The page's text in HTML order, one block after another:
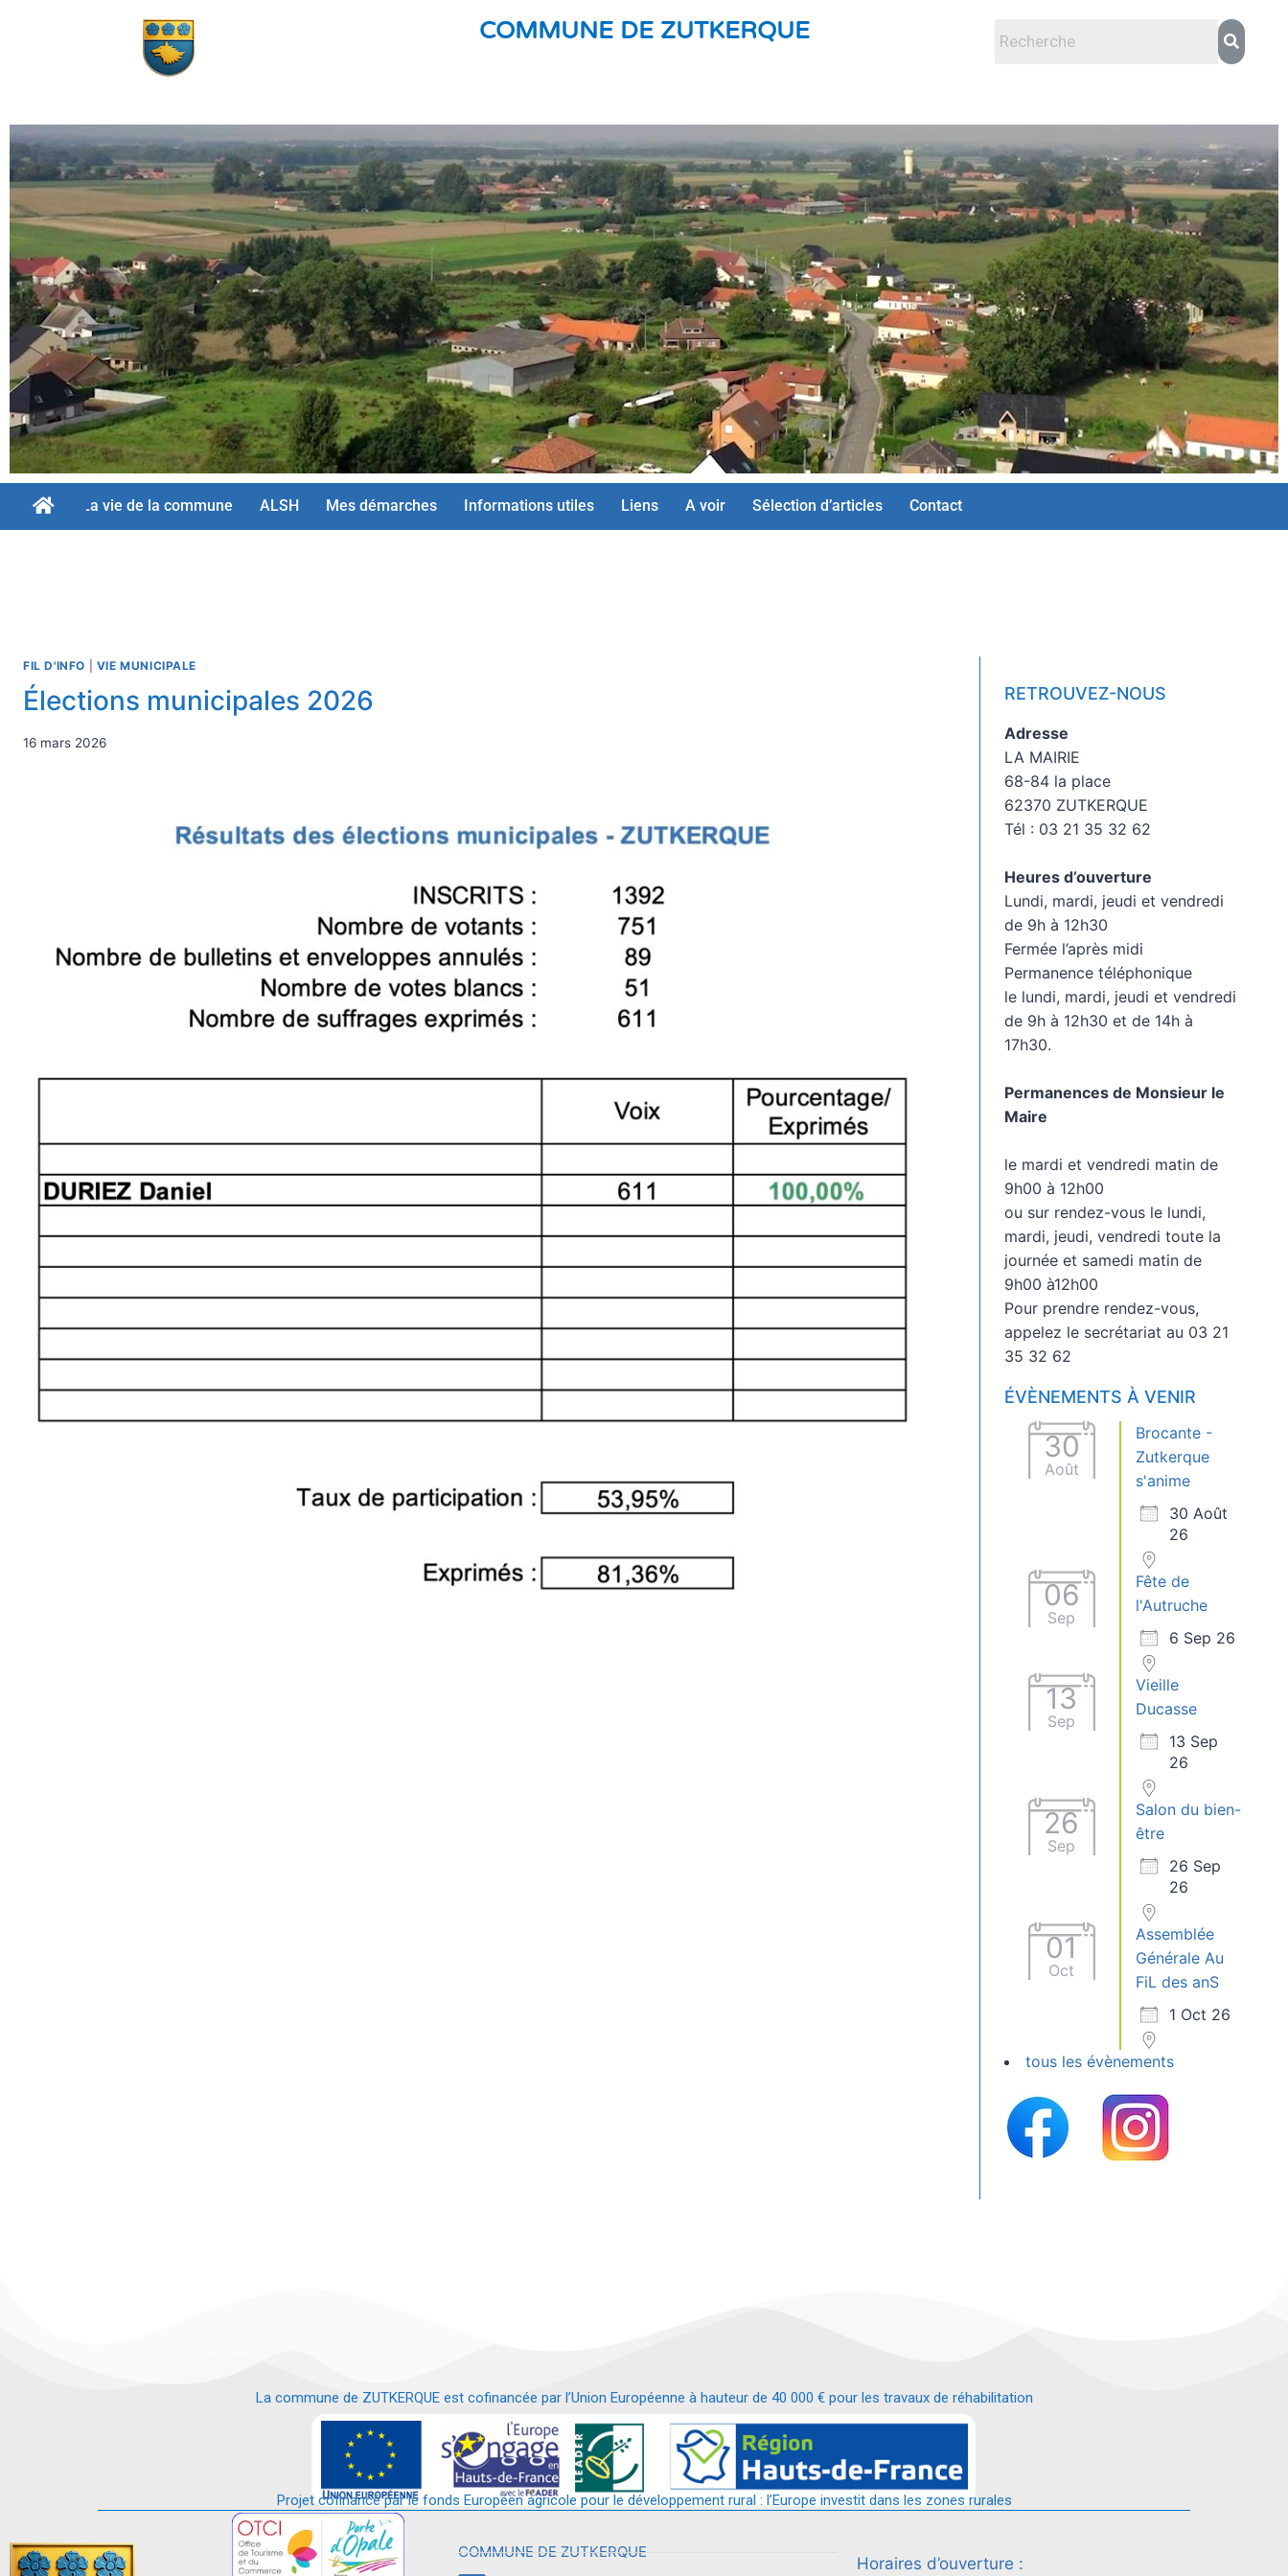
COMMUNE DE ZUTKERQUE
La vie de la commune ALSH Mes démarches Informations utiles Liens A voir Sélection d’articles Contact
FIL D'INFO VIE MUNICIPALE
Élections municipales 2026
16 mars 2026
RETROUVEZ-NOUS
Adresse
LA MAIRIE
68-84 la place
62370 ZUTKERQUE
Tél : 03 21 35 32 62
Heures d’ouverture
Lundi, mardi, jeudi et vendredi
de 9h à 12h30
Fermée l’après midi
Permanence téléphonique
le lundi, mardi, jeudi et vendredi
de 9h à 12h30 et de 14h à
17h30.
Permanences de Monsieur le
Maire
le mardi et vendredi matin de
9h00 à 12h00
ou sur rendez-vous le lundi,
mardi, jeudi, vendredi toute la
journée et samedi matin de
9h00 à12h00
Pour prendre rendez-vous,
appelez le secrétariat au 03 21
35 32 62
ÉVÈNEMENTS À VENIR
30
Août
Brocante -
Zutkerque
s'anime
30 Août
26
06
Sep
Fête de
l'Autruche
6 Sep 26
13
Sep
Vieille
Ducasse
13 Sep
26
26
Sep
Salon du bien-
être
26 Sep
26
01
Oct
Assemblée
Générale Au
FiL des anS
1 Oct 26
tous les évènements
La commune de ZUTKERQUE est cofinancée par l’Union Européenne à hauteur de 40 000 € pour les travaux de réhabilitation
et requalification d’un bâtiment en services et commerces de proximité.
Projet cofinancé par le fonds Européen agricole pour le développement rural : l’Europe investit dans les zones rurales
COMMUNE DE ZUTKERQUE
Horaires d’ouverture :